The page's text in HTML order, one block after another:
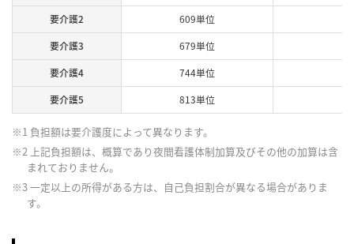
要介護2
609単位
要介護3
679単位
要介護4
744単位
要介護5
813単位
※1 負担額は要介護度によって異なります。
※2 上記負担額は、概算であり夜間看護体制加算及びその他の加算は含
まれておりません。
※3 一定以上の所得がある方は、自己負担割合が異なる場合がありま
す。